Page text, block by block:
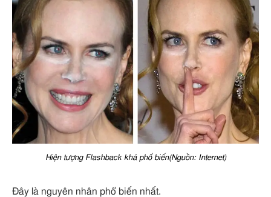
Hiện tượng Flashback khá phổ biến(Nguồn: Internet)
Đây là nguyên nhân phổ biến nhất.